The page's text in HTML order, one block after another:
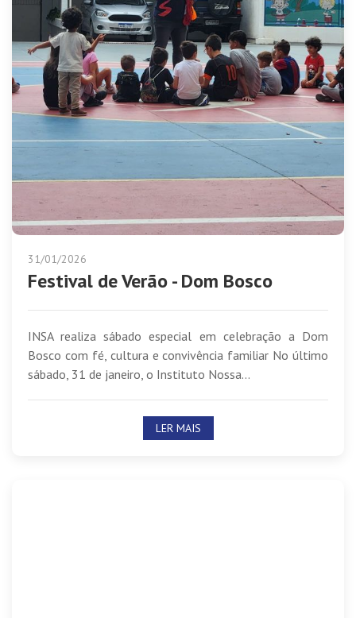
31/01/2026
Festival de Verão - Dom Bosco
INSA realiza sábado especial em celebração a Dom
Bosco com fé, cultura e convivência familiar No último
sábado, 31 de janeiro, o Instituto Nossa...
LER MAIS